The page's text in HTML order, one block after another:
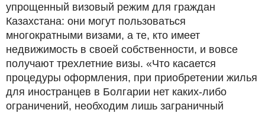
упрощенный визовый режим для граждан
Казахстана: они могут пользоваться
многократными визами, а те, кто имеет
недвижимость в своей собственности, и вовсе
получают трехлетние визы. «Что касается
процедуры оформления, при приобретении жилья
для иностранцев в Болгарии нет каких-либо
ограничений, необходим лишь заграничный